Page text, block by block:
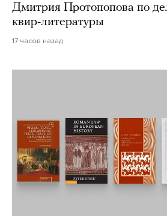
Дмитрия Протопопова по
квир-литературы
17 часов назад